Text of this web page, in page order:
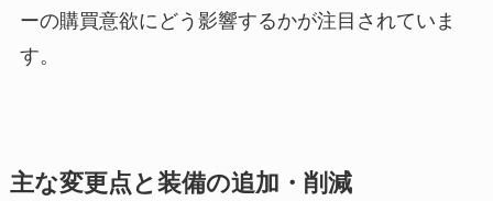
ーの購買意欲にどう影響するかが注目されていま
す。
主な変更点と装備の追加・削減